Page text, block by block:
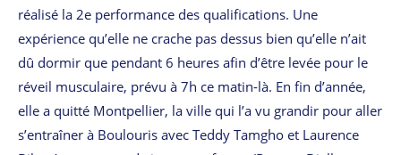
réalisé la 2e performance des qualifications. Une
expérience qu’elle ne crache pas dessus bien qu’elle n’ait
dû dormir que pendant 6 heures afin d’être levée pour le
réveil musculaire, prévu à 7h ce matin-là. En fin d’année,
elle a quitté Montpellier, la ville qui l’a vu grandir pour aller
s’entraîner à Boulouris avec Teddy Tamgho et Laurence